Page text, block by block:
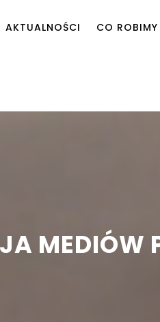
AKTUALNOŚCI CO ROBIMY
MEDIÓW